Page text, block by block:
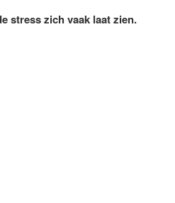
stress zich vaak laat zien.